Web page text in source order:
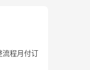
流程月付订